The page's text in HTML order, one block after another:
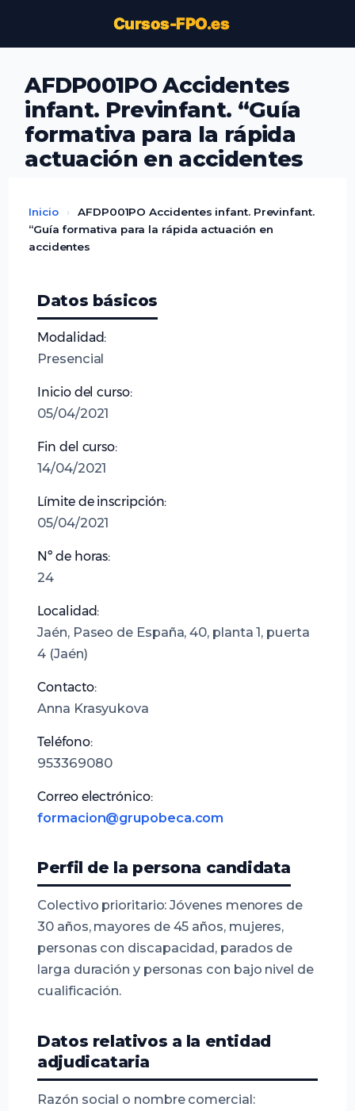
contenido
Cursos-FPO.es
AFDP001PO Accidentes
infant. Previnfant. “Guía
formativa para la rápida
actuación en accidentes
Inicio ›
AFDP001PO Accidentes infant. Previnfant.
“Guía formativa para la rápida actuación en
accidentes
Datos básicos
Modalidad:
Presencial
Inicio del curso:
05/04/2021
Fin del curso:
14/04/2021
Límite de inscripción:
05/04/2021
Nº de horas:
24
Localidad:
Jaén, Paseo de España, 40, planta 1, puerta
4 (Jaén)
Contacto:
Anna Krasyukova
Teléfono:
953369080
Correo electrónico:
formacion@grupobeca.com
Perfil de la persona candidata
Colectivo prioritario: Jóvenes menores de
30 años, mayores de 45 años, mujeres,
personas con discapacidad, parados de
larga duración y personas con bajo nivel de
cualificación.
Datos relativos a la entidad
adjudicataria
Razón social o nombre comercial: